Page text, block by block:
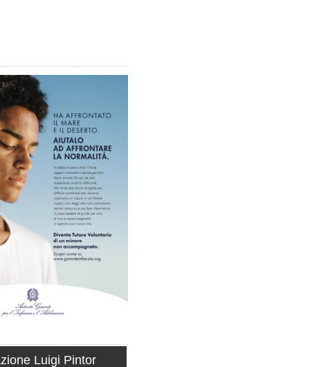
Luigi Pintor